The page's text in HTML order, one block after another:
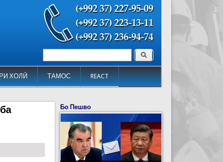
ХОЛӢ ТАМОС REACT
Форма поиска Поиск
Бо Пешво